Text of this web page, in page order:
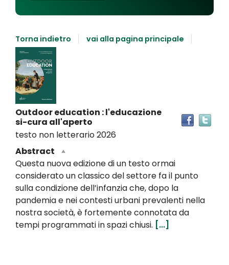
Torna indietro vai alla pagina principale
Dettaglio
del
documento
Outdoor education : l'educazione
si-cura all'aperto
testo non letterario2026
Abstract
Questa nuova edizione di un testo ormai
considerato un classico del settore fa il punto
sulla condizione dell’infanzia che, dopo la
pandemia e nei contesti urbani prevalenti nella
nostra società, è fortemente connotata da
tempi programmati in spazi chiusi. [...]